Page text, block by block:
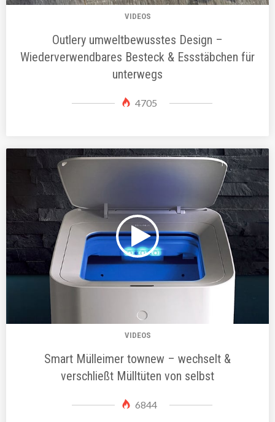
VIDEOS
Outlery umweltbewusstes Design –
Wiederverwendbares Besteck & Essstäbchen für
unterwegs
4705
VIDEOS
Smart Mülleimer townew – wechselt &
verschließt Mülltüten von selbst
6844